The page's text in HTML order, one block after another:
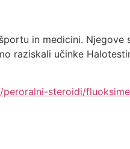
in medicini.
raziskali učinke
steroidi/